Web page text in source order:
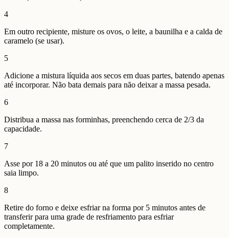
4
Em outro recipiente, misture os ovos, o leite, a baunilha e a calda de
caramelo (se usar).
5
Adicione a mistura líquida aos secos em duas partes, batendo apenas
até incorporar. Não bata demais para não deixar a massa pesada.
6
Distribua a massa nas forminhas, preenchendo cerca de 2/3 da
capacidade.
7
Asse por 18 a 20 minutos ou até que um palito inserido no centro
saia limpo.
8
Retire do forno e deixe esfriar na forma por 5 minutos antes de
transferir para uma grade de resfriamento para esfriar
completamente.